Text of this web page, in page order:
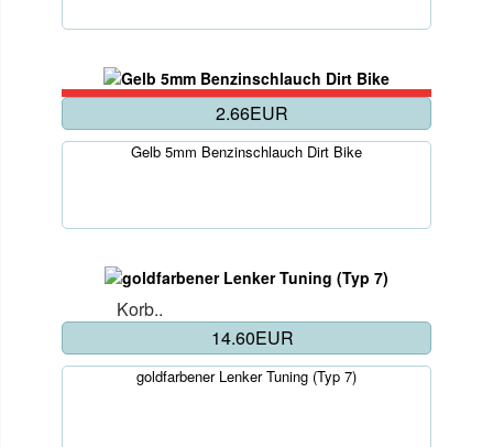
2.66EUR
Gelb 5mm Benzinschlauch Dirt Bike
Korb..
14.60EUR
goldfarbener Lenker Tuning (Typ 7)